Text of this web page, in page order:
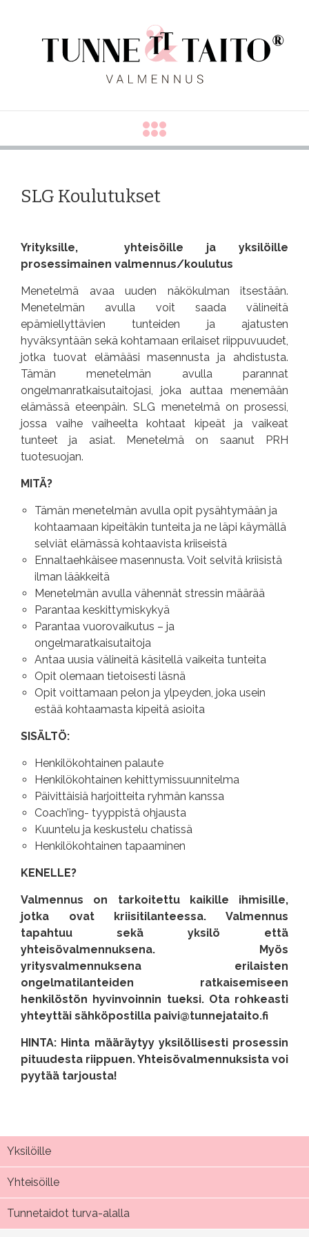
YRITYS
RATKAISUKESKEINEN LYHYTTERAPIA
KOULUTUS JA KONSULTOINTI
VALMENNUKSET
BLOGI
TULOSSA
UUTTA!
UUTTA!
ILMOITTAUTUMINEN
SLG Koulutukset
Yrityksille, yhteisöille ja yksilöille
prosessimainen valmennus/koulutus
Menetelmä avaa uuden näkökulman itsestään.
Menetelmän avulla voit saada välineitä
epämiellyttävien tunteiden ja ajatusten
hyväksyntään sekä kohtamaan erilaiset riippuvuudet,
jotka tuovat elämääsi masennusta ja ahdistusta.
Tämän menetelmän avulla parannat
ongelmanratkaisutaitojasi, joka auttaa menemään
elämässä eteenpäin. SLG menetelmä on prosessi,
jossa vaihe vaiheelta kohtaat kipeät ja vaikeat
tunteet ja asiat. Menetelmä on saanut PRH
tuotesuojan.
MITÄ?
Tämän menetelmän avulla opit pysähtymään ja
kohtaamaan kipeitäkin tunteita ja ne läpi käymällä
selviät elämässä kohtaavista kriiseistä
Ennaltaehkäisee masennusta. Voit selvitä kriisistä
ilman lääkkeitä
Menetelmän avulla vähennät stressin määrää
Parantaa keskittymiskykyä
Parantaa vuorovaikutus – ja
ongelmaratkaisutaitoja
Antaa uusia välineitä käsitellä vaikeita tunteita
Opit olemaan tietoisesti läsnä
Opit voittamaan pelon ja ylpeyden, joka usein
estää kohtaamasta kipeitä asioita
SISÄLTÖ:
Henkilökohtainen palaute
Henkilökohtainen kehittymissuunnitelma
Päivittäisiä harjoitteita ryhmän kanssa
Coach’ing- tyyppistä ohjausta
Kuuntelu ja keskustelu chatissä
Henkilökohtainen tapaaminen
KENELLE?
Valmennus on tarkoitettu kaikille ihmisille,
jotka ovat kriisitilanteessa. Valmennus
tapahtuu sekä yksilö että
yhteisövalmennuksena. Myös
yritysvalmennuksena erilaisten
ongelmatilanteiden ratkaisemiseen
henkilöstön hyvinvoinnin tueksi. Ota rohkeasti
yhteyttäi sähköpostilla paivi@tunnejataito.fi
HINTA: Hinta määräytyy yksilöllisesti prosessin
pituudesta riippuen. Yhteisövalmennuksista voi
pyytää tarjousta!
Yksilöille
Yhteisöille
Tunnetaidot turva-alalla